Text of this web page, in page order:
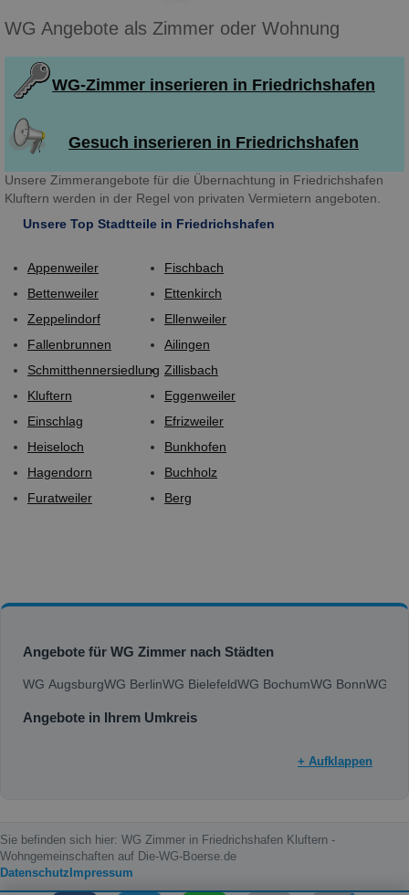
WG Angebote als Zimmer oder Wohnung
WG-Zimmer inserieren in Friedrichshafen
Gesuch inserieren in Friedrichshafen
Unsere Zimmerangebote für die Übernachtung in Friedrichshafen
Kluftern werden in der Regel von privaten Vermietern angeboten.
Unsere Top Stadtteile in Friedrichshafen
Appenweiler
Bettenweiler
Zeppelindorf
Fallenbrunnen
Schmitthennersiedlung
Kluftern
Einschlag
Heiseloch
Hagendorn
Furatweiler
Fischbach
Ettenkirch
Ellenweiler
Ailingen
Zillisbach
Eggenweiler
Efrizweiler
Bunkhofen
Buchholz
Berg
Angebote für WG Zimmer nach Städten
WG AugsburgWG BerlinWG BielefeldWG BochumWG BonnWG
Angebote in Ihrem Umkreis
+ Aufklappen
Sie befinden sich hier: WG Zimmer in Friedrichshafen Kluftern -
Wohngemeinschaften auf Die-WG-Boerse.de
Datenschutz Impressum